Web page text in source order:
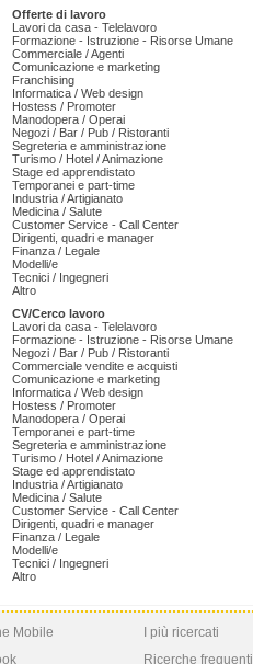
Offerte di lavoro
Lavori da casa - Telelavoro
Formazione - Istruzione - Risorse Umane
Commerciale / Agenti
Comunicazione e marketing
Franchising
Informatica / Web design
Hostess / Promoter
Manodopera / Operai
Negozi / Bar / Pub / Ristoranti
Segreteria e amministrazione
Turismo / Hotel / Animazione
Stage ed apprendistato
Temporanei e part-time
Industria / Artigianato
Medicina / Salute
Customer Service - Call Center
Dirigenti, quadri e manager
Finanza / Legale
Modelli/e
Tecnici / Ingegneri
Altro
CV/Cerco lavoro
Lavori da casa - Telelavoro
Formazione - Istruzione - Risorse Umane
Negozi / Bar / Pub / Ristoranti
Commerciale vendite e acquisti
Comunicazione e marketing
Informatica / Web design
Hostess / Promoter
Manodopera / Operai
Temporanei e part-time
Segreteria e amministrazione
Turismo / Hotel / Animazione
Stage ed apprendistato
Industria / Artigianato
Medicina / Salute
Customer Service - Call Center
Dirigenti, quadri e manager
Finanza / Legale
Modelli/e
Tecnici / Ingegneri
Altro
Mobile
I più ricercati
Ricerche frequenti